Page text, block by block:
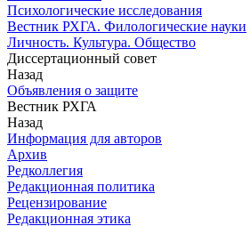
Психологические исследования
Вестник РХГА. Филологические науки
Личность. Культура. Общество
Диссертационный совет
Назад
Объявления о защите
Вестник РХГА
Назад
Информация для авторов
Архив
Редколлегия
Редакционная политика
Рецензирование
Редакционная этика